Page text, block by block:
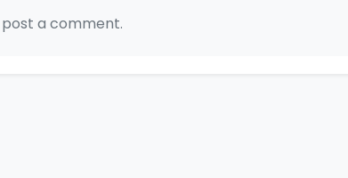
a comment.